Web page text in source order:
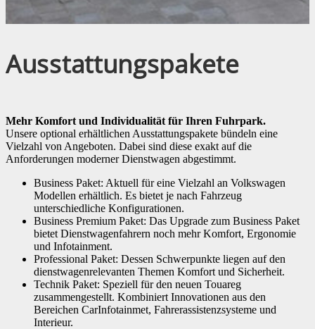
Ausstattungspakete
Mehr Komfort und Individualität für Ihren Fuhrpark.
Unsere optional erhältlichen Ausstattungspakete bündeln eine
Vielzahl von Angeboten. Dabei sind diese exakt auf die
Anforderungen moderner Dienstwagen abgestimmt.
Business Paket: Aktuell für eine Vielzahl an Volkswagen
Modellen erhältlich. Es bietet je nach Fahrzeug
unterschiedliche Konfigurationen.
Business Premium Paket: Das Upgrade zum Business Paket
bietet Dienstwagenfahrern noch mehr Komfort, Ergonomie
und Infotainment.
Professional Paket: Dessen Schwerpunkte liegen auf den
dienstwagenrelevanten Themen Komfort und Sicherheit.
Technik Paket: Speziell für den neuen Touareg
zusammengestellt. Kombiniert Innovationen aus den
Bereichen CarInfotainmet, Fahrerassistenzsysteme und
Interieur.